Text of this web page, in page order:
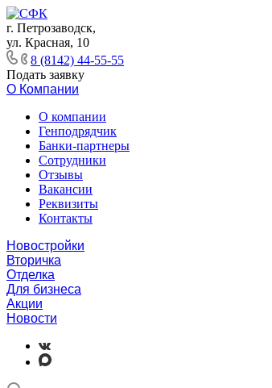
г. Петрозаводск,
ул. Красная, 10
8 (8142) 44-55-55
Подать заявку
О Компании
О компании
Генподрядчик
Банки-партнеры
Сотрудники
Отзывы
Вакансии
Реквизиты
Контакты
Новостройки
Вторичка
Отделка
Для бизнеса
Акции
Новости